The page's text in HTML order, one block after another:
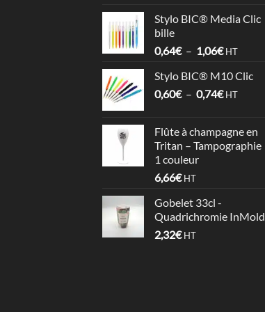
3,58€
4,09€
Stylo BIC® Media Clic
bille
0,64€ – 1,06€Plage
prix :
0,64€
HT
Stylo BIC® M10 Clic
0,60€ – 0,74€Plage
0,60€
à
HT
Flûte à champagne en
Tritan – Tampographie
1 couleur
6,66€ HT
Gobelet 33cl -
Quadrichromie InMold
2,32€ HT